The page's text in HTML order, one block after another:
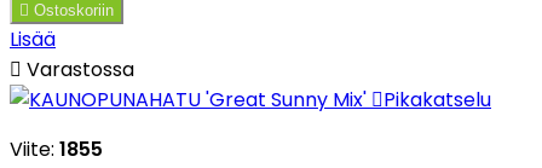
 Ostoskoriin
Lisää
 Varastossa
Pikakatselu
Viite: 1855